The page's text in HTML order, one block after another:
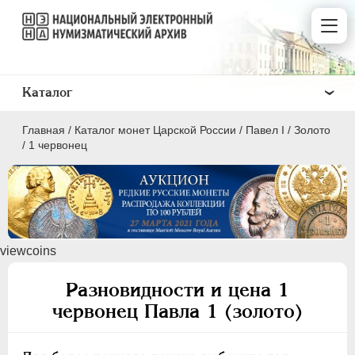
Главная / Каталог монет Царской России / Павел I / Золото
/ 1 червонец
viewcoins
Разновидности и цена 1
червонец Павла 1 (золото)
Каталог
ПEТР I 1699 - 1725
ЕКАТЕРИНА I
АННА ИОАННОВНА 1730-1740
ИОАНН АНТОНОВИЧ 1740-1741